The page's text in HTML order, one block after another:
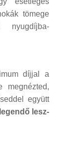
tömege
díjjal a
megnézted,
együtt
lesz-